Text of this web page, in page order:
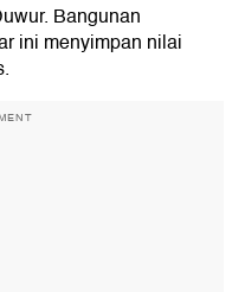
Bangunan
ini menyimpan nilai